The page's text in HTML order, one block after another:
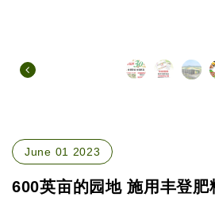
June 01 2023
600英亩的园地 施用丰登肥